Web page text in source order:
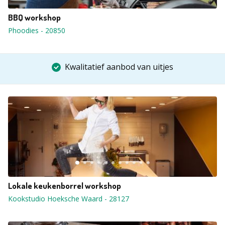
BBQ workshop
Phoodies - 20850
Kwalitatief aanbod van uitjes
Lokale keukenborrel workshop
Kookstudio Hoeksche Waard - 28127